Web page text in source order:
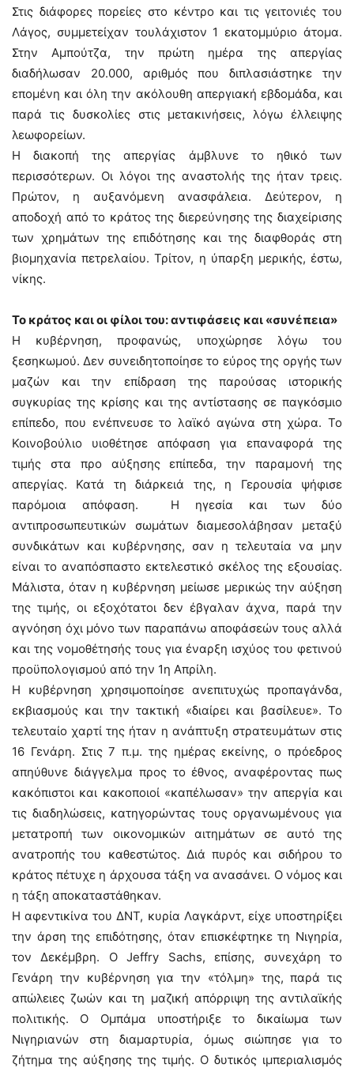
Στις διάφορες πορείες στο κέντρο και τις γειτονιές του
Λάγος, συμμετείχαν τουλάχιστον 1 εκατομμύριο άτομα.
Στην Αμπούτζα, την πρώτη ημέρα της απεργίας
διαδήλωσαν 20.000, αριθμός που διπλασιάστηκε την
επομένη και όλη την ακόλουθη απεργιακή εβδομάδα, και
παρά τις δυσκολίες στις μετακινήσεις, λόγω έλλειψης
λεωφορείων.
Η διακοπή της απεργίας άμβλυνε το ηθικό των
περισσότερων. Οι λόγοι της αναστολής της ήταν τρεις.
Πρώτον, η αυξανόμενη ανασφάλεια. Δεύτερον, η
αποδοχή από το κράτος της διερεύνησης της διαχείρισης
των χρημάτων της επιδότησης και της διαφθοράς στη
βιομηχανία πετρελαίου. Τρίτον, η ύπαρξη μερικής, έστω,
νίκης.
Το κράτος και οι φίλοι του: αντιφάσεις και «συνέπεια»
Η κυβέρνηση, προφανώς, υποχώρησε λόγω του
ξεσηκωμού. Δεν συνειδητοποίησε το εύρος της οργής των
μαζών και την επίδραση της παρούσας ιστορικής
συγκυρίας της κρίσης και της αντίστασης σε παγκόσμιο
επίπεδο, που ενέπνευσε το λαϊκό αγώνα στη χώρα. Το
Κοινοβούλιο υιοθέτησε απόφαση για επαναφορά της
τιμής στα προ αύξησης επίπεδα, την παραμονή της
απεργίας. Κατά τη διάρκειά της, η Γερουσία ψήφισε
παρόμοια απόφαση. Η ηγεσία και των δύο
αντιπροσωπευτικών σωμάτων διαμεσολάβησαν μεταξύ
συνδικάτων και κυβέρνησης, σαν η τελευταία να μην
είναι το αναπόσπαστο εκτελεστικό σκέλος της εξουσίας.
Μάλιστα, όταν η κυβέρνηση μείωσε μερικώς την αύξηση
της τιμής, οι εξοχότατοι δεν έβγαλαν άχνα, παρά την
αγνόηση όχι μόνο των παραπάνω αποφάσεών τους αλλά
και της νομοθέτησής τους για έναρξη ισχύος του φετινού
προϋπολογισμού από την 1η Απρίλη.
Η κυβέρνηση χρησιμοποίησε ανεπιτυχώς προπαγάνδα,
εκβιασμούς και την τακτική «διαίρει και βασίλευε». Το
τελευταίο χαρτί της ήταν η ανάπτυξη στρατευμάτων στις
16 Γενάρη. Στις 7 π.μ. της ημέρας εκείνης, ο πρόεδρος
απηύθυνε διάγγελμα προς το έθνος, αναφέροντας πως
κακόπιστοι και κακοποιοί «καπέλωσαν» την απεργία και
τις διαδηλώσεις, κατηγορώντας τους οργανωμένους για
μετατροπή των οικονομικών αιτημάτων σε αυτό της
ανατροπής του καθεστώτος. Διά πυρός και σιδήρου το
κράτος πέτυχε η άρχουσα τάξη να ανασάνει. Ο νόμος και
η τάξη αποκαταστάθηκαν.
Η αφεντικίνα του ΔΝΤ, κυρία Λαγκάρντ, είχε υποστηρίξει
την άρση της επιδότησης, όταν επισκέφτηκε τη Νιγηρία,
τον Δεκέμβρη. Ο Jeffry Sachs, επίσης, συνεχάρη το
Γενάρη την κυβέρνηση για την «τόλμη» της, παρά τις
απώλειες ζωών και τη μαζική απόρριψη της αντιλαϊκής
πολιτικής. Ο Ομπάμα υποστήριξε το δικαίωμα των
Νιγηριανών στη διαμαρτυρία, όμως σιώπησε για το
ζήτημα της αύξησης της τιμής. Ο δυτικός ιμπεριαλισμός